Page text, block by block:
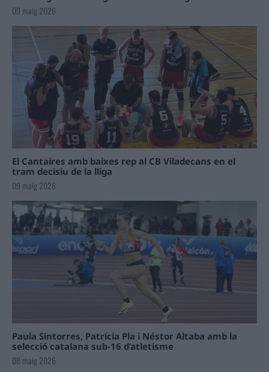
09 maig 2026
El Cantaires amb baixes rep al CB Viladecans en el
tram decisiu de la lliga
09 maig 2026
Paula Sintorres, Patrícia Pla i Néstor Altaba amb la
selecció catalana sub-16 d’atletisme
08 maig 2026